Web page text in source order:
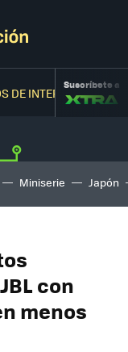
DE INTERNETSuscríbete a
Miniserie Japón
con
menos